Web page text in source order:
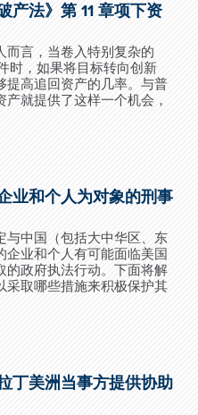
产法》第 11 章项下资
而言，当卷入特别复杂的
时，如果将目标转向创新
提高追回资产的几率。与普
就提供了这样一个机会，
业和个人为对象的刑事
与中国（包括大中华区、东
企业和个人有可能面临美国
的政府执法行动。下面将解
采取哪些措施来积极保护其
丁美洲当事方提供协助